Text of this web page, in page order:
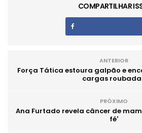
COMPARTILHAR
ANTERIOR
Força Tática estoura galpão e
cargas
PRÓXIMO
Ana Furtado revela câncer de
fé'